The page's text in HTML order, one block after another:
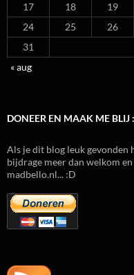
17
18 19
24
25 26
31
« aug
DONEER EN MAAK ME BLIJ
Als je dit blog leuk gevonden
bijdrage meer dan welkom
madbello.nl... :D